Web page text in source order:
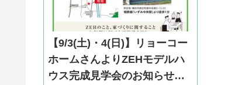
【9/3(土)・4(日)】リョーコー
ホームさんよりZEHモデルハ
ウス完成見学会のお知らせ！